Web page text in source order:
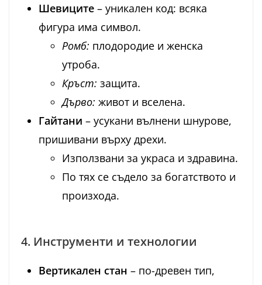
Шевиците – уникален код: всяка
фигура има символ.
Ромб: плодородие и женска
утроба.
Кръст: защита.
Дърво: живот и вселена.
Гайтани – усукани вълнени шнурове,
пришивани върху дрехи.
Използвани за украса и здравина.
По тях се съдело за богатството и
произхода.
4. Инструменти и технологии
Вертикален стан – по-древен тип,